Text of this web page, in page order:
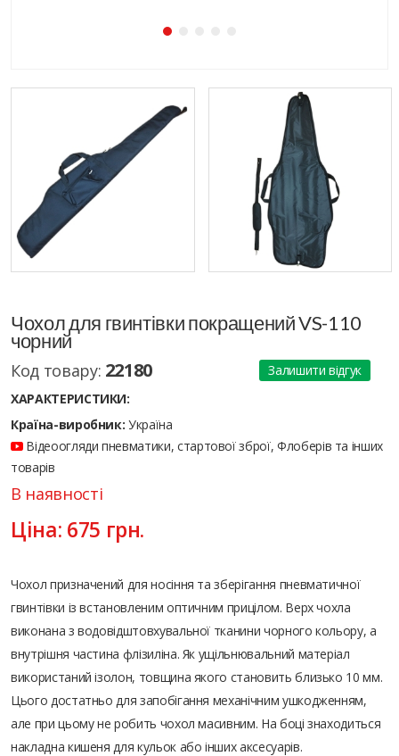
Чохол для гвинтівки покращений VS-110
чорний
Код товару: 22180
Залишити відгук
ХАРАКТЕРИСТИКИ:
Країна-виробник: Україна
Відеоогляди пневматики, стартової зброї, Флоберів та інших
товарів
В наявності
Ціна: 675 грн.
Чохол призначений для носіння та зберігання пневматичної
гвинтівки із встановленим оптичним прицілом. Верх чохла
виконана з водовідштовхувальної тканини чорного кольору, а
внутрішня частина флізиліна. Як ущільнювальний матеріал
використаний ізолон, товщина якого становить близько 10 мм.
Цього достатньо для запобігання механічним ушкодженням,
але при цьому не робить чохол масивним. На боці знаходиться
накладна кишеня для кульок або інших аксесуарів.